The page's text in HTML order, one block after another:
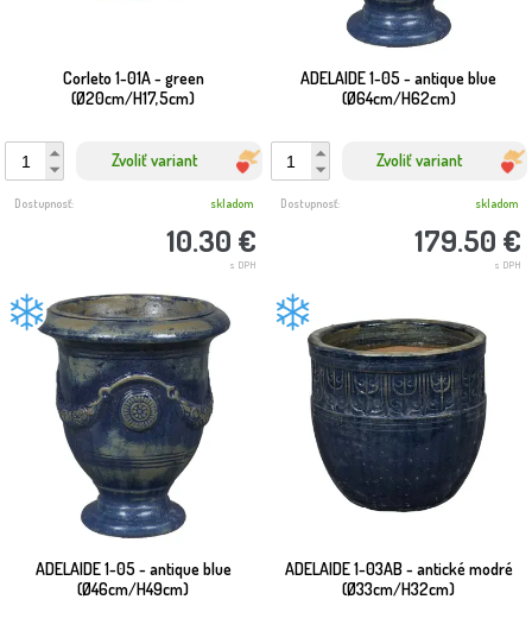
Corleto 1-01A - green
(Ø20cm/H17,5cm)
Zvoliť variant
10.30 €
s DPH
Dostupnosť: skladom
ADELAIDE 1-05 - antique blue
(Ø64cm/H62cm)
Zvoliť variant
179.50 €
s DPH
Dostupnosť: skladom
ADELAIDE 1-05 - antique blue
(Ø46cm/H49cm)
ADELAIDE 1-03AB - antické modré
(Ø33cm/H32cm)